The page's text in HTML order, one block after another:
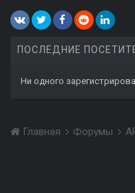
ПОСЛЕДНИЕ
Ни одного
Главная Форумы